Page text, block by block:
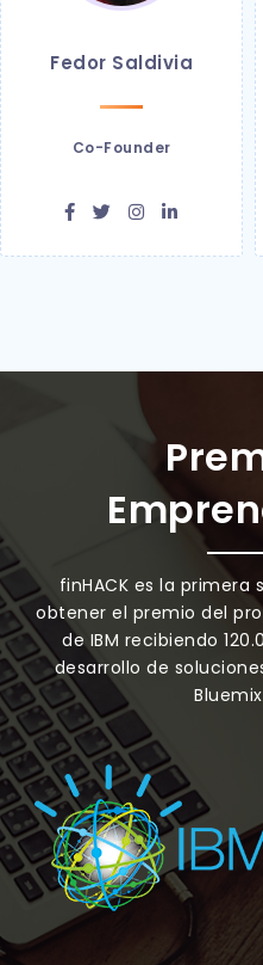
Fedor Saldivia
Co-Founder
finHACK es la primera
obtener el premio del
de IBM recibiendo
desarrollo de